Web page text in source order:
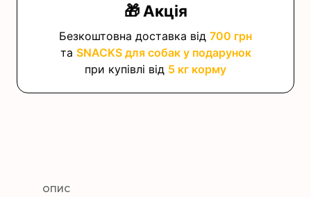
🎁 Акція
Безкоштовна доставка від 700 грн
та SNACKS для собак у подарунок
при купівлі від 5 кг корму
ОПИС